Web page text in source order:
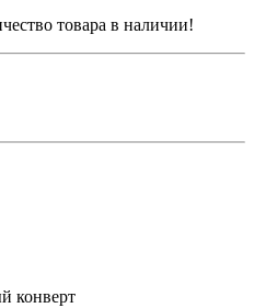
товара в наличии!
конверт